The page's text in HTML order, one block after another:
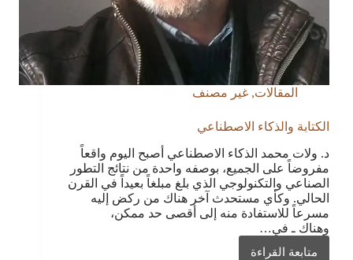
المقالات, غير مصنف
الكتابة والذكاء الاصطناعي
د. ولات محمد الذكاء الاصطناعي أصبح اليوم واقعاً
مفروضاً على الجميع، بوصفه واحدة من نتائج التطور
الصناعي والتكنولوجي الذي بلغ مبلغاً بعيداً في القرن
الحالي. وكأي مستحدث آخر هناك من ركض إليه
مسرعاً للاستفادة منه إلى أقصى حد ممكن،
وهناك ـ في…
متابعة القراءة